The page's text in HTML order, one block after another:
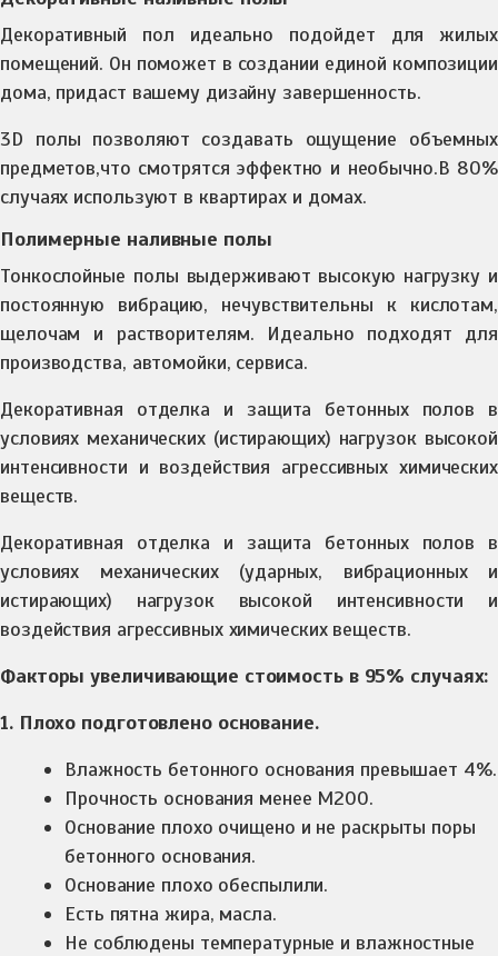
Декоративный пол идеально подойдет для жилых
помещений. Он поможет в создании единой композиции
дома, придаст вашему дизайну завершенность.
3D полы позволяют создавать ощущение объемных
предметов,что смотрятся эффектно и необычно.В 80%
случаях используют в квартирах и домах.
Полимерные наливные полы
Тонкослойные полы выдерживают высокую нагрузку и
постоянную вибрацию, нечувствительны к кислотам,
щелочам и растворителям. Идеально подходят для
производства, автомойки, сервиса.
Декоративная отделка и защита бетонных полов в
условиях механических (истирающих) нагрузок высокой
интенсивности и воздействия агрессивных химических
веществ.
Декоративная отделка и защита бетонных полов в
условиях механических (ударных, вибрационных и
истирающих) нагрузок высокой интенсивности и
воздействия агрессивных химических веществ.
Факторы увеличивающие стоимость в 95% случаях:
1. Плохо подготовлено основание.
Влажность бетонного основания превышает 4%.
Прочность основания менее М200.
Основание плохо очищено и не раскрыты поры
бетонного основания.
Основание плохо обеспылили.
Есть пятна жира, масла.
Не соблюдены температурные и влажностные